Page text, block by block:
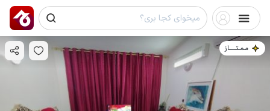
مـمـتــــــاز